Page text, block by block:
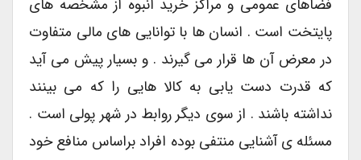
پایتخت است . انسان ها با توانایی های مالی متفاوت
در معرض آن ها قرار می گیرند . و بسیار پیش می آید
که قدرت دست یابی به کالا هایی را که می بینند
نداشته باشند . از سوی دیگر روابط در شهر پولی است .
مسئله ی آشنایی منتفی بوده افراد براساس منافع خود